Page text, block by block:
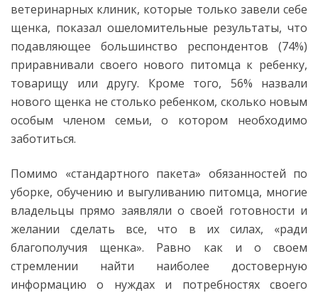
ветеринарных клиник, которые только завели себе
щенка, показал ошеломительные результаты, что
подавляющее большинство респондентов (74%)
приравнивали своего нового питомца к ребенку,
товарищу или другу. Кроме того, 56% назвали
нового щенка не столько ребенком, сколько новым
особым членом семьи, о котором необходимо
заботиться.
Помимо «стандартного пакета» обязанностей по
уборке, обучению и выгуливанию питомца, многие
владельцы прямо заявляли о своей готовности и
желании сделать все, что в их силах, «ради
благополучия щенка». Равно как и о своем
стремлении найти наиболее достоверную
информацию о нуждах и потребностях своего